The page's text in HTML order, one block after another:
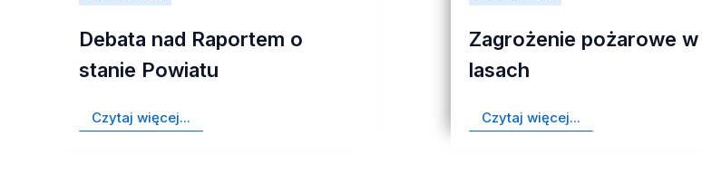
Debata nad Raportem o
stanie Powiatu
Czytaj więcej...
Zagrożenie pożarowe w
lasach
Czytaj więcej...